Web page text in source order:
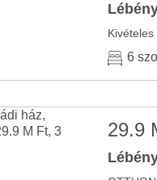
6
29.9